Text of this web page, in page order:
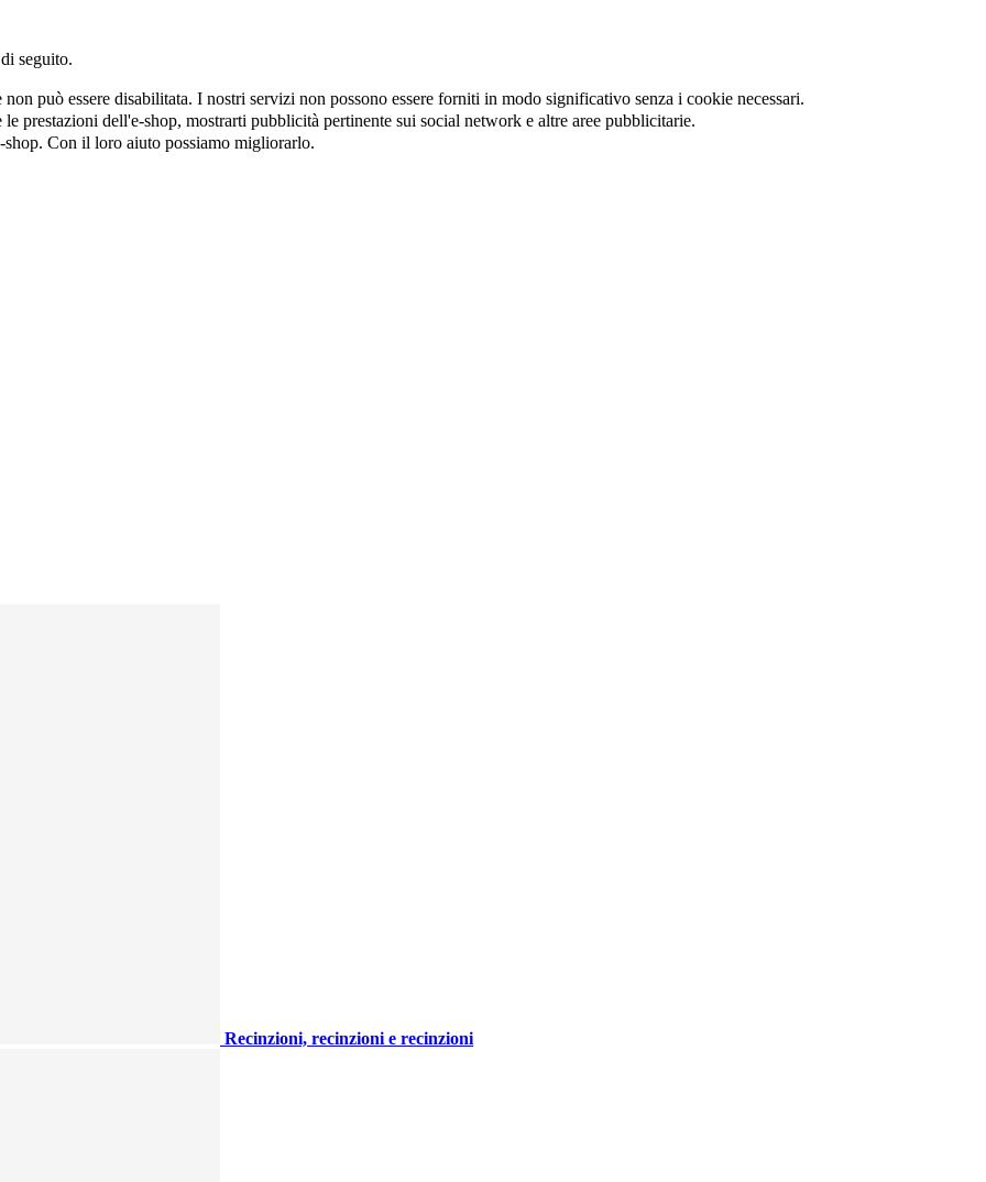
seguito.
non può essere disabilitata. I nostri servizi non possono essere forniti in modo significativo senza i cookie necessari.
prestazioni dell'e-shop, mostrarti pubblicità pertinente sui social network e altre aree pubblicitarie.
Con il loro aiuto possiamo migliorarlo.
Recinzioni, recinzioni e recinzioni